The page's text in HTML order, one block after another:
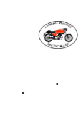
•
•